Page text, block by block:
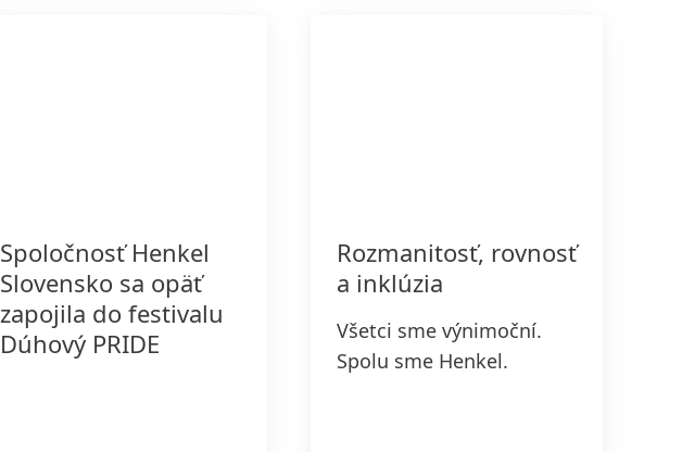
Spoločnosť Henkel
Slovensko sa opäť
zapojila do festivalu
Dúhový PRIDE
Rozmanitosť, rovnosť
a inklúzia
Všetci sme výnimoční.
Spolu sme Henkel.